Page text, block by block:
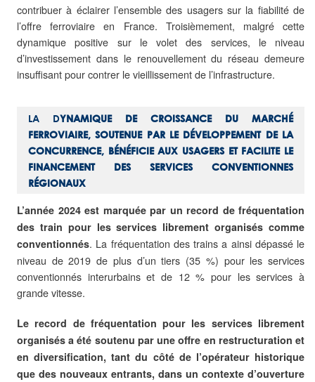
contribuer à éclairer l’ensemble des usagers sur la fiabilité de
l’offre ferroviaire en France. Troisièmement, malgré cette
dynamique positive sur le volet des services, le niveau
d’investissement dans le renouvellement du réseau demeure
insuffisant pour contrer le vieillissement de l’infrastructure.
LA DYNAMIQUE DE CROISSANCE DU MARCH É
FERROVIAIRE, SOUTENUE PAR LE DÉVELOPPEMENT DE LA
CONCURRENCE, BÉN ÉFICIE AUX USAGERS ET FACILITE LE
FINANCEMENT DES SERVICES CONVENTIONNES
RÉGIONAUX
L’année 2024 est marquée par un record de fréquentation
des train pour les services librement organisés comme
conventionnés. La fréquentation des trains a ainsi dépassé le
niveau de 2019 de plus d’un tiers (35 %) pour les services
conventionnés interurbains et de 12 % pour les services à
grande vitesse.
Le record de fréquentation pour les services librement
organisés a été soutenu par une offre en restructuration et
en diversification, tant du côté de l’opérateur historique
que des nouveaux entrants, dans un contexte d’ouverture